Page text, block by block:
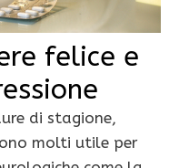
felice e
di stagione,
molti utile per